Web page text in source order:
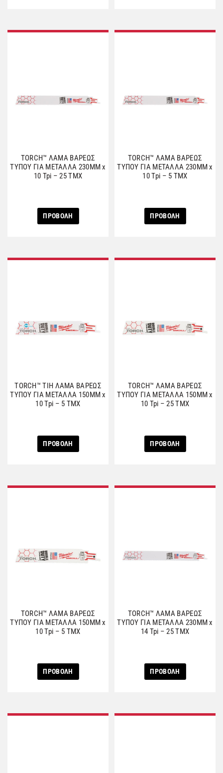
TORCH™ ΛΑΜΑ ΒΑΡΕΩΣ
ΤΥΠΟΥ ΓΙΑ ΜΕΤΑΛΛΑ 230MM x
10 Tpi – 25 ΤΜΧ
ΠΡΟΒΟΛΗ
TORCH™ ΛΑΜΑ ΒΑΡΕΩΣ
ΤΥΠΟΥ ΓΙΑ ΜΕΤΑΛΛΑ 230MM x
10 Tpi – 5 ΤΜΧ
ΠΡΟΒΟΛΗ
TORCH™ TIH ΛΑΜΑ ΒΑΡΕΩΣ
ΤΥΠΟΥ ΓΙΑ ΜΕΤΑΛΛΑ 150MM x
10 Tpi – 5 ΤΜΧ
ΠΡΟΒΟΛΗ
TORCH™ ΛΑΜΑ ΒΑΡΕΩΣ
ΤΥΠΟΥ ΓΙΑ ΜΕΤΑΛΛΑ 150MM x
10 Tpi – 25 ΤΜΧ
ΠΡΟΒΟΛΗ
TORCH™ ΛΑΜΑ ΒΑΡΕΩΣ
ΤΥΠΟΥ ΓΙΑ ΜΕΤΑΛΛΑ 150MM x
10 Tpi – 5 ΤΜΧ
ΠΡΟΒΟΛΗ
TORCH™ ΛΑΜΑ ΒΑΡΕΩΣ
ΤΥΠΟΥ ΓΙΑ ΜΕΤΑΛΛΑ 230MM x
14 Tpi – 25 ΤΜΧ
ΠΡΟΒΟΛΗ